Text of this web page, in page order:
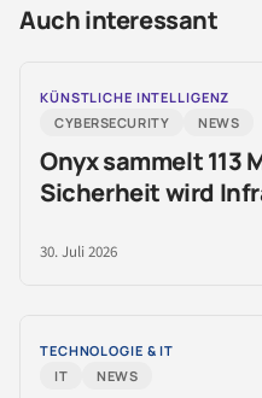
Auch interessant
KÜNSTLICHE INTELLIGENZ
CYBERSECURITY
NEWS
Onyx sammelt 113
Sicherheit wird
30. Juli 2026
TECHNOLOGIE & IT
IT
NEWS